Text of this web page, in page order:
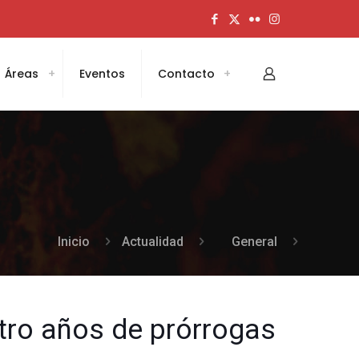
Áreas Eventos Contacto
Inicio Actualidad General
años de prórrogas